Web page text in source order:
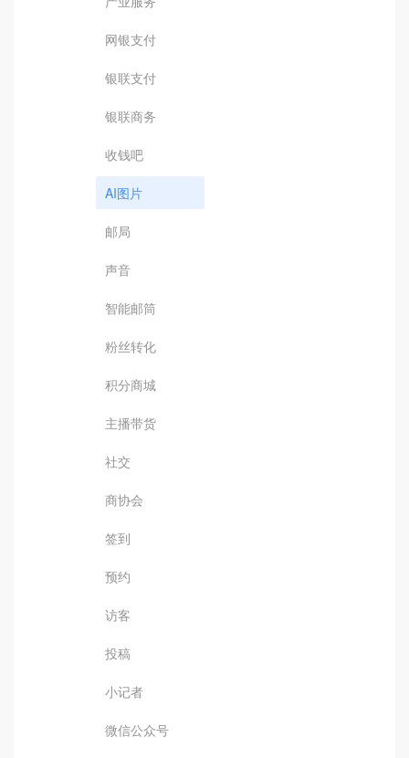
网银支付
银联支付
银联商务
收钱吧
AI图片
邮局
声音
智能邮筒
粉丝转化
积分商城
主播带货
社交
商协会
签到
预约
访客
投稿
小记者
微信公众号